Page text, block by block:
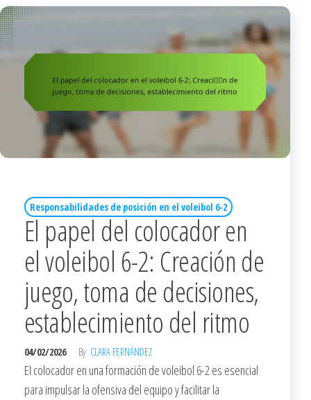
Responsabilidades de posición en el voleibol 6-2
El papel del colocador en
el voleibol 6-2: Creación de
juego, toma de decisiones,
establecimiento del ritmo
04/02/2026 By CLARA FERNÁNDEZ
El colocador en una formación de voleibol 6-2 es esencial
para impulsar la ofensiva del equipo y facilitar la